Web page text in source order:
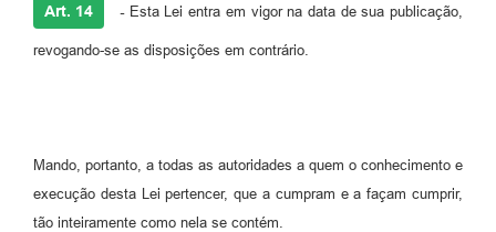
Art. 14 -Esta Lei entra em vigor na data de sua publicação,
revogando-se as disposições em contrário.
Mando, portanto, a todas as autoridades a quem o conhecimento e
execução desta Lei pertencer, que a cumpram e a façam cumprir,
tão inteiramente como nela se contém.